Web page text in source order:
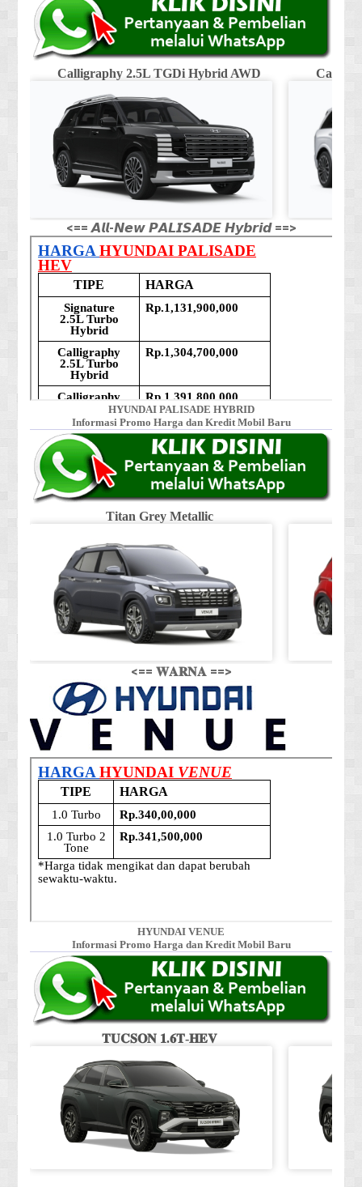
Calligraphy 2.5L TGDi Hybrid AWD
<== 𝘼𝙡𝙡-𝙉𝙚𝙬 𝙋𝘼𝙇𝙄𝙎𝘼𝘿𝙀 𝙃𝙮𝙗𝙧𝙞𝙙 ==>
HYUNDAI PALISADE HYBRID
Informasi Promo Harga dan Kredit Mobil Baru
Titan Grey Metallic
<== 𝐖𝐀𝐑𝐍𝐀 ==>
HYUNDAI VENUE
Informasi Promo Harga dan Kredit Mobil Baru
𝐓𝐔𝐂𝐒𝐎𝐍 𝟏.𝟔𝐓-𝐇𝐄𝐕